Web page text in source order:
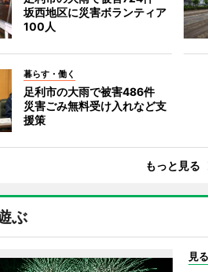
坂西地区に災害ボランティア
100人
暮らす・働く
足利市の大雨で被害486件
災害ごみ無料受け入れなど支
援策
もっと見る
ぶ
見